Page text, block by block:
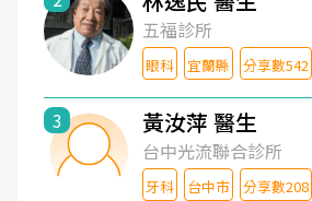
五福診所
眼科 宜蘭縣 分享數542
3 黃汝萍 醫生
台中光流聯合診所
牙科 台中市 分享數208